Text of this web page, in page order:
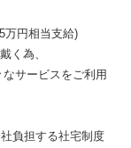
万円相当支給)
く為、
サービスをご利用
負担する社宅制度